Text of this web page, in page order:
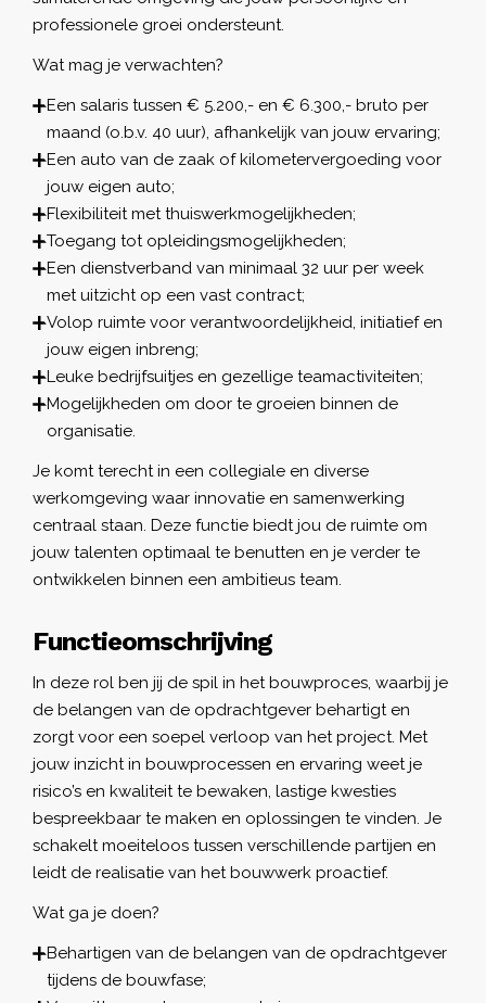
professionele groei ondersteunt.
Wat mag je verwachten?
Een salaris tussen € 5.200,- en € 6.300,- bruto per
maand (o.b.v. 40 uur), afhankelijk van jouw ervaring;
Een auto van de zaak of kilometervergoeding voor
jouw eigen auto;
Flexibiliteit met thuiswerkmogelijkheden;
Toegang tot opleidingsmogelijkheden;
Een dienstverband van minimaal 32 uur per week
met uitzicht op een vast contract;
Volop ruimte voor verantwoordelijkheid, initiatief en
jouw eigen inbreng;
Leuke bedrijfsuitjes en gezellige teamactiviteiten;
Mogelijkheden om door te groeien binnen de
organisatie.
Je komt terecht in een collegiale en diverse
werkomgeving waar innovatie en samenwerking
centraal staan. Deze functie biedt jou de ruimte om
jouw talenten optimaal te benutten en je verder te
ontwikkelen binnen een ambitieus team.
Functieomschrijving
In deze rol ben jij de spil in het bouwproces, waarbij je
de belangen van de opdrachtgever behartigt en
zorgt voor een soepel verloop van het project. Met
jouw inzicht in bouwprocessen en ervaring weet je
risico’s en kwaliteit te bewaken, lastige kwesties
bespreekbaar te maken en oplossingen te vinden. Je
schakelt moeiteloos tussen verschillende partijen en
leidt de realisatie van het bouwwerk proactief.
Wat ga je doen?
Behartigen van de belangen van de opdrachtgever
tijdens de bouwfase;